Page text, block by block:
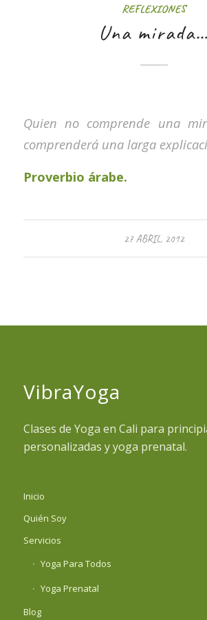
REFLEXIONES
Una mirada…
Quien no comprende una
comprenderá una larga
Proverbio árabe.
27 ABRIL, 2012
VibraYoga
Clases de Yoga en Cali para
personalizadas y yoga prenatal.
Inicio
Quién Soy
Servicios
Yoga Para Todos
Yoga Prenatal
Blog